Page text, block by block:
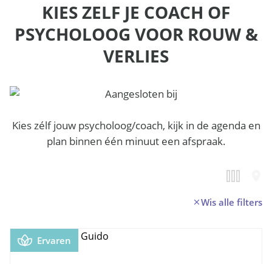
KIES ZELF JE COACH OF
PSYCHOLOOG VOOR ROUW &
VERLIES
Kies zélf jouw psycholoog/coach, kijk in de agenda en
plan binnen één minuut een afspraak.
Wis alle filters
Ervaren